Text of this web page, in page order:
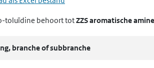
toluïdine behoort totZZS aromatische
branche of subbranche